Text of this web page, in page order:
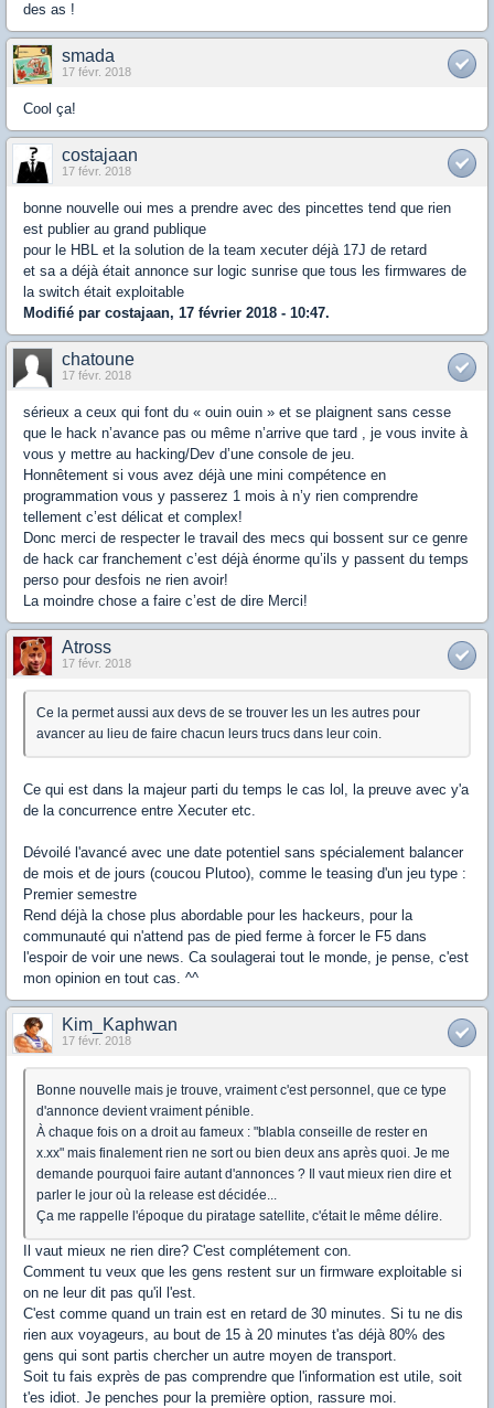
des as !
smada
17 févr. 2018
Cool ça!
costajaan
17 févr. 2018
bonne nouvelle oui mes a prendre avec des pincettes tend que rien
est publier au grand publique
pour le HBL et la solution de la team xecuter déjà 17J de retard
et sa a déjà était annonce sur logic sunrise que tous les firmwares de
la switch était exploitable
Modifié par costajaan, 17 février 2018 - 10:47.
chatoune
17 févr. 2018
sérieux a ceux qui font du « ouin ouin » et se plaignent sans cesse
que le hack n’avance pas ou même n’arrive que tard , je vous invite à
vous y mettre au hacking/Dev d’une console de jeu.
Honnêtement si vous avez déjà une mini compétence en
programmation vous y passerez 1 mois à n’y rien comprendre
tellement c’est délicat et complex!
Donc merci de respecter le travail des mecs qui bossent sur ce genre
de hack car franchement c’est déjà énorme qu’ils y passent du temps
perso pour desfois ne rien avoir!
La moindre chose a faire c’est de dire Merci!
Atross
17 févr. 2018
Ce la permet aussi aux devs de se trouver les un les autres pour
avancer au lieu de faire chacun leurs trucs dans leur coin.
Ce qui est dans la majeur parti du temps le cas lol, la preuve avec y'a
de la concurrence entre Xecuter etc.
Dévoilé l'avancé avec une date potentiel sans spécialement balancer
de mois et de jours (coucou Plutoo), comme le teasing d'un jeu type :
Premier semestre
Rend déjà la chose plus abordable pour les hackeurs, pour la
communauté qui n'attend pas de pied ferme à forcer le F5 dans
l'espoir de voir une news. Ca soulagerai tout le monde, je pense, c'est
mon opinion en tout cas. ^^
Kim_Kaphwan
17 févr. 2018
Bonne nouvelle mais je trouve, vraiment c'est personnel, que ce type
d'annonce devient vraiment pénible.
À chaque fois on a droit au fameux : "blabla conseille de rester en
x.xx" mais finalement rien ne sort ou bien deux ans après quoi. Je me
demande pourquoi faire autant d'annonces ? Il vaut mieux rien dire et
parler le jour où la release est décidée...
Ça me rappelle l'époque du piratage satellite, c'était le même délire.
Il vaut mieux ne rien dire? C'est complétement con.
Comment tu veux que les gens restent sur un firmware exploitable si
on ne leur dit pas qu'il l'est.
C'est comme quand un train est en retard de 30 minutes. Si tu ne dis
rien aux voyageurs, au bout de 15 à 20 minutes t'as déjà 80% des
gens qui sont partis chercher un autre moyen de transport.
Soit tu fais exprès de pas comprendre que l'information est utile, soit
t'es idiot. Je penches pour la première option, rassure moi.